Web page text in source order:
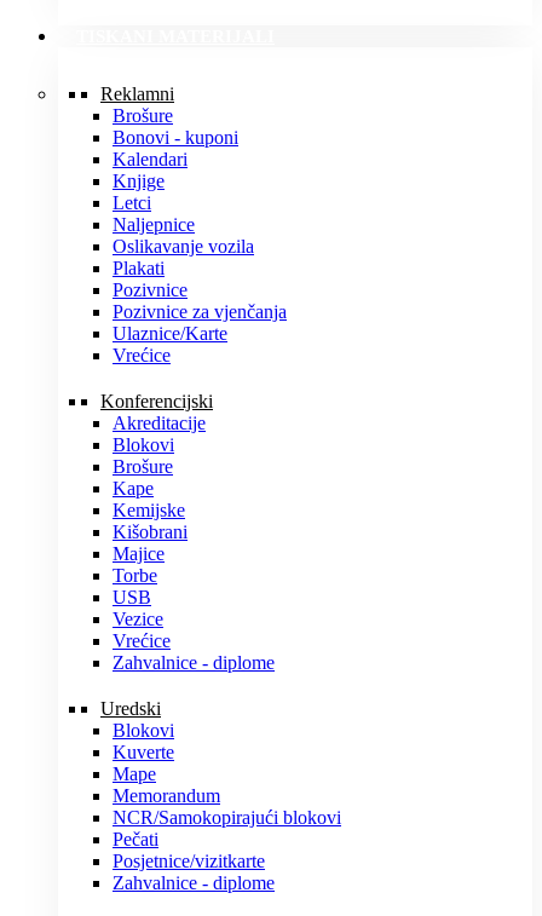
Reklamni
Brošure
Bonovi - kuponi
Kalendari
Knjige
Letci
Naljepnice
Oslikavanje vozila
Plakati
Pozivnice
Pozivnice za vjenčanja
Ulaznice/Karte
Vrećice
Konferencijski
Akreditacije
Blokovi
Brošure
Kape
Kemijske
Kišobrani
Majice
Torbe
USB
Vezice
Vrećice
Zahvalnice - diplome
Uredski
Blokovi
Kuverte
Mape
Memorandum
NCR/Samokopirajući blokovi
Pečati
Posjetnice/vizitkarte
Zahvalnice - diplome